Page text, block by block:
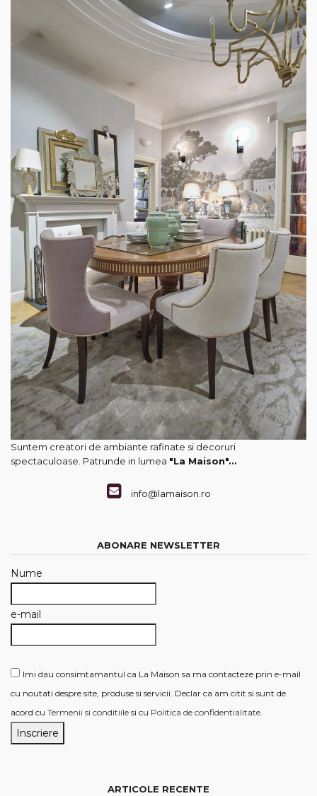
Suntem creatori de ambiante rafinate si decoruri
spectaculoase. Patrunde in lumea "La Maison"...
info@lamaison.ro
ABONARE NEWSLETTER
Nume
e-mail
Imi dau consimtamantul ca La Maison sa ma contacteze prin e-mail
cu noutati despre site, produse si servicii. Declar ca am citit si sunt de
acord cu Termenii si conditiile si cu Politica de confidentialitate.
ARTICOLE RECENTE